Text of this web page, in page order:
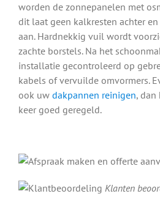
worden de zonnepanelen met
dit laat geen kalkresten achter
aan. Hardnekkig vuil wordt
zachte borstels. Na het
installatie gecontroleerd op
kabels of vervuilde omvormers.
ook uw dakpannen reinigen, dan
keer goed geregeld.
Klanten